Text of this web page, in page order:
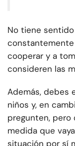
No tiene
constantemente
cooperar y a
consideren las
Además, debes
niños y, en
pregunten, pero
medida que
situación por sí